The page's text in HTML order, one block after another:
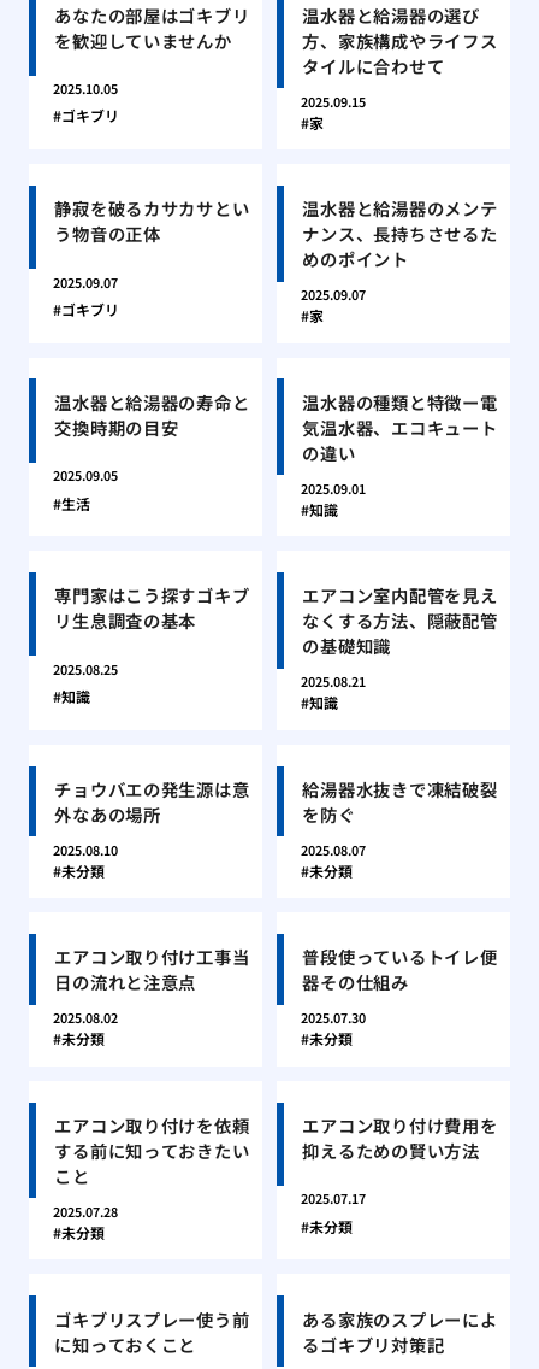
あなたの部屋はゴキブリ
を歓迎していませんか
2025.10.05
ゴキブリ
温水器と給湯器の選び
方、家族構成やライフス
タイルに合わせて
2025.09.15
家
静寂を破るカサカサとい
う物音の正体
2025.09.07
ゴキブリ
温水器と給湯器のメンテ
ナンス、長持ちさせるた
めのポイント
2025.09.07
家
温水器と給湯器の寿命と
交換時期の目安
2025.09.05
生活
温水器の種類と特徴ー電
気温水器、エコキュート
の違い
2025.09.01
知識
専門家はこう探すゴキブ
リ生息調査の基本
2025.08.25
知識
エアコン室内配管を見え
なくする方法、隠蔽配管
の基礎知識
2025.08.21
知識
チョウバエの発生源は意
外なあの場所
2025.08.10
未分類
給湯器水抜きで凍結破裂
を防ぐ
2025.08.07
未分類
エアコン取り付け工事当
日の流れと注意点
2025.08.02
未分類
普段使っているトイレ便
器その仕組み
2025.07.30
未分類
エアコン取り付けを依頼
する前に知っておきたい
こと
2025.07.28
未分類
エアコン取り付け費用を
抑えるための賢い方法
2025.07.17
未分類
ゴキブリスプレー使う前
に知っておくこと
ある家族のスプレーによ
るゴキブリ対策記